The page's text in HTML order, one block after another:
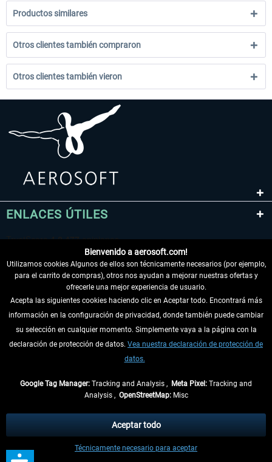
Productos similares
Otros clientes también compraron
Otros clientes también vieron
ENLACES ÚTILES
DESISTIR DEL CONTRATO
INFORMACIÓN
tasas de recepción si no se describe lo contrario
** De aplicación a envíos dentro de Alemania. Los plazos de envío para los
demás países se pueden consultar en lainformación de envío
Bienvenido a aerosoft.com!
Utilizamos cookies Algunos de ellos son técnicamente necesarios (por ejemplo,
para el carrito de compras), otros nos ayudan a mejorar nuestras ofertas y
ofrecerle una mejor experiencia de usuario.
Acepta las siguientes cookies haciendo clic en Aceptar todo. Encontrará más
información en la configuración de privacidad, donde también puede cambiar
su selección en cualquier momento. Simplemente vaya a la página con la
declaración de protección de datos. Vea nuestra declaración de protección de
datos.
Google Tag Manager: Tracking and Analysis , Meta Pixel: Tracking and
Analysis , OpenStreetMap:Misc
Técnicamente necesario para aceptar
Aceptar todo